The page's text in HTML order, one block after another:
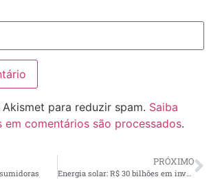
para reduzir spam. Saiba
em comentários são processados.
PRÓXIMO
Energia solar: R$ 30 bilhões em investimentos acumulados